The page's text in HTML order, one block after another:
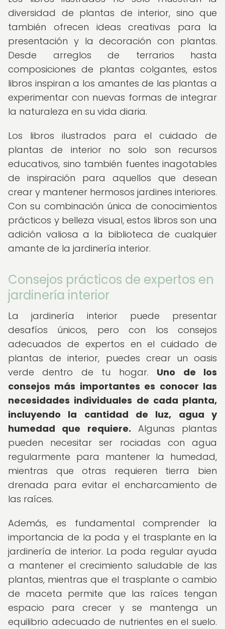
diversidad de plantas de interior, sino que
también ofrecen ideas creativas para la
presentación y la decoración con plantas.
Desde arreglos de terrarios hasta
composiciones de plantas colgantes, estos
libros inspiran a los amantes de las plantas a
experimentar con nuevas formas de integrar
la naturaleza en su vida diaria.
Los libros ilustrados para el cuidado de
plantas de interior no solo son recursos
educativos, sino también fuentes inagotables
de inspiración para aquellos que desean
crear y mantener hermosos jardines interiores.
Con su combinación única de conocimientos
prácticos y belleza visual, estos libros son una
adición valiosa a la biblioteca de cualquier
amante de la jardinería interior.
Consejos prácticos de expertos en
jardinería interior
La jardinería interior puede presentar
desafíos únicos, pero con los consejos
adecuados de expertos en el cuidado de
plantas de interior, puedes crear un oasis
verde dentro de tu hogar. Uno de los
consejos más importantes es conocer las
necesidades individuales de cada planta,
incluyendo la cantidad de luz, agua y
humedad que requiere. Algunas plantas
pueden necesitar ser rociadas con agua
regularmente para mantener la humedad,
mientras que otras requieren tierra bien
drenada para evitar el encharcamiento de
las raíces.
Además, es fundamental comprender la
importancia de la poda y el trasplante en la
jardinería de interior. La poda regular ayuda
a mantener el crecimiento saludable de las
plantas, mientras que el trasplante o cambio
de maceta permite que las raíces tengan
espacio para crecer y se mantenga un
equilibrio adecuado de nutrientes en el suelo.